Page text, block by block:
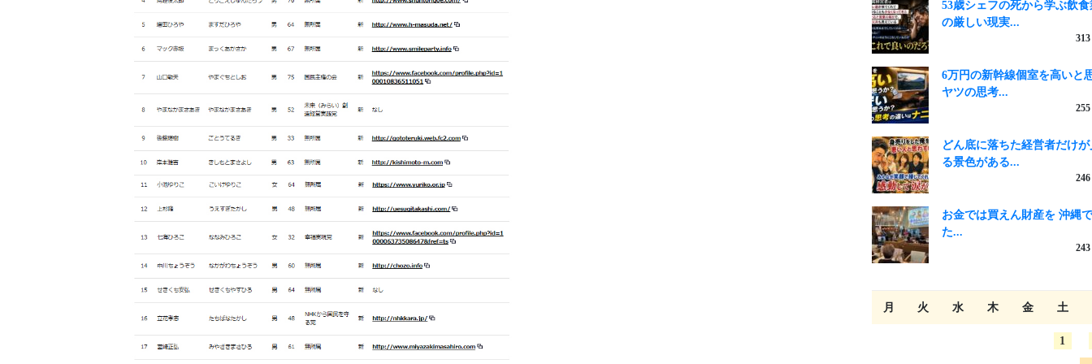
53歳シェフの死から学ぶ飲食
の厳しい現実...
6万円の新幹線個室を高いと
ヤツの思考...
どん底に落ちた経営者だけが
る景色がある...
お金では買えん財産を 沖縄
た...
月 火 水 木 金 土
1